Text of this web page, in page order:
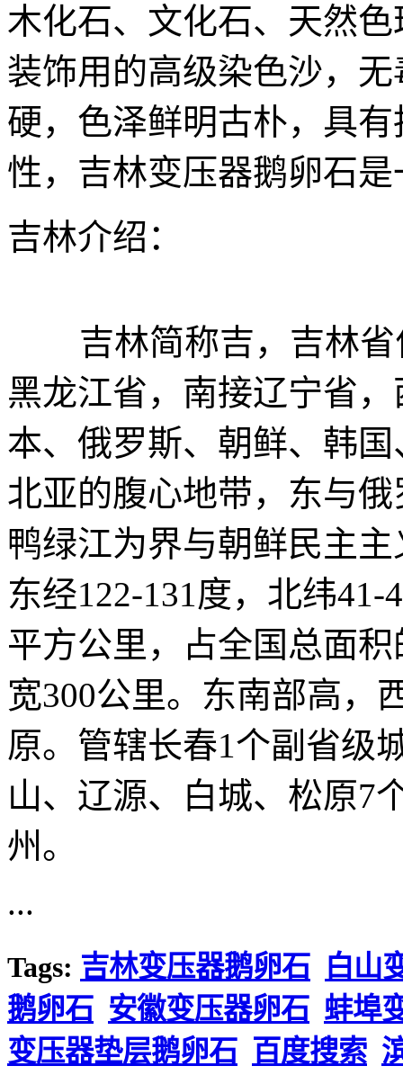
木化石、文化石、天然
装饰用的高级染色沙，
硬，色泽鲜明古朴，具
性，吉林变压器鹅卵石
吉林介绍：
吉林简称吉，吉林省
黑龙江省，南接辽宁省
本、俄罗斯、朝鲜、韩
北亚的腹心地带，东与
鸭绿江为界与朝鲜民主
东经122-131度，北纬
平方公里，占全国总面
宽300公里。东南部高，
原。管辖长春1个副省级
山、辽源、白城、松原7
州。
...
Tags: 吉林变压器鹅卵石 白山
鹅卵石 安徽变压器卵石 蚌埠
变压器垫层鹅卵石 百度搜索